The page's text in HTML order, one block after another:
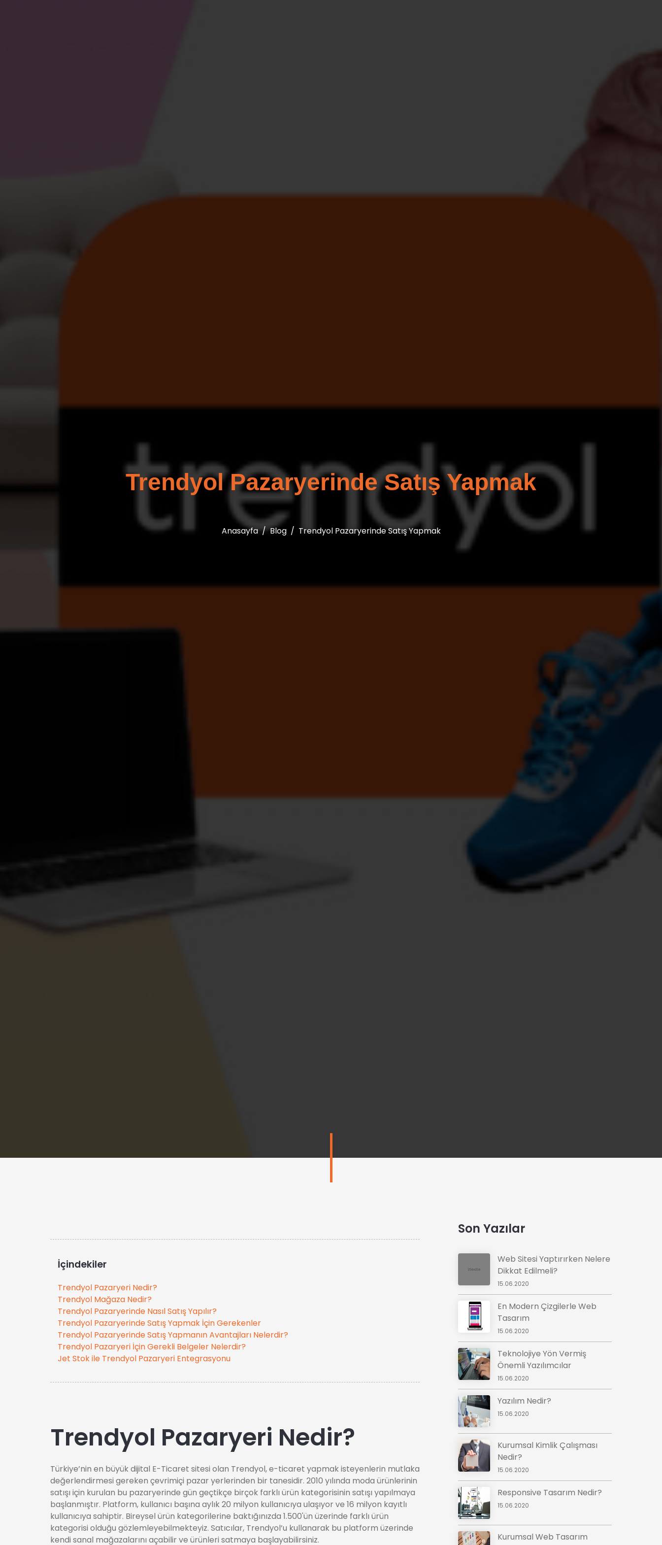
Trendyol Pazaryerinde Satış Yapmak
Anasayfa Blog Trendyol Pazaryerinde Satış Yapmak
İçindekiler
Trendyol Pazaryeri Nedir?
Trendyol Mağaza Nedir?
Trendyol Pazaryerinde Nasıl Satış Yapılır?
Trendyol Pazaryerinde Satış Yapmak İçin Gerekenler
Trendyol Pazaryerinde Satış Yapmanın Avantajları Nelerdir?
Trendyol Pazaryeri İçin Gerekli Belgeler Nelerdir?
Jet Stok ile Trendyol Pazaryeri Entegrasyonu
Trendyol Pazaryeri Nedir?
Türkiye’nin en büyük dijital E-Ticaret sitesi olan Trendyol, e-ticaret yapmak isteyenlerin mutlaka
değerlendirmesi gereken çevrimiçi pazar yerlerinden bir tanesidir. 2010 yılında moda ürünlerinin
satışı için kurulan bu pazaryerinde gün geçtikçe birçok farklı ürün kategorisinin satışı yapılmaya
başlanmıştır. Platform, kullanıcı başına aylık 20 milyon kullanıcıya ulaşıyor ve 16 milyon kayıtlı
kullanıcıya sahiptir. Bireysel ürün kategorilerine baktığınızda 1.500'ün üzerinde farklı ürün
kategorisi olduğu gözlemleyebilmekteyiz. Satıcılar, Trendyol’u kullanarak bu platform üzerinde
kendi sanal mağazalarını açabilir ve ürünleri satmaya başlayabilirsiniz.
Son Yazılar
Web Sitesi Yaptırırken Nelere
Dikkat Edilmeli?
15.06.2020
En Modern Çizgilerle Web
Tasarım
15.06.2020
Teknolojiye Yön Vermiş
Önemli Yazılımcılar
15.06.2020
Yazılım Nedir?
15.06.2020
Kurumsal Kimlik Çalışması
Nedir?
15.06.2020
Responsive Tasarım Nedir?
15.06.2020
Kurumsal Web Tasarım